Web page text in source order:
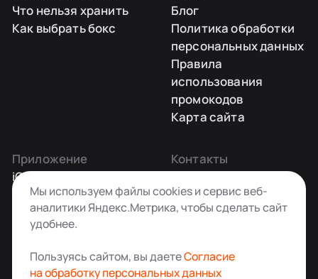
Что нельзя хранить
Как выбрать бокс
Блог
Политика обработки
персональных данных
Правила
использования
промокодов
Карта сайта
Приложение
iOS
Android
Контакты
Заказать звонок
+7 495 181-55-45
info@kladovkin.ru
Мы используем файлы cookies и сервис веб-
аналитики Яндекс.Метрика, чтобы сделать сайт
удобнее.
Пользуясь сайтом, вы даетеСогласие
на обработку персональных данных